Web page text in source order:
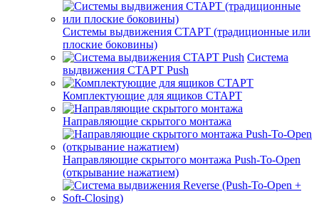
Системы выдвижения СТАРТ (традиционные или
плоские боковины)
Система
выдвижения СТАРТ Push
Комплектующие для ящиков СТАРТ
Направляющие скрытого монтажа
Направляющие скрытого монтажа Push-To-Open
(открывание нажатием)